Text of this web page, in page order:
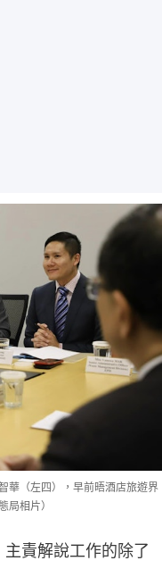
華（左四），早前晤酒店旅遊界
局相片）
責解說工作的除了